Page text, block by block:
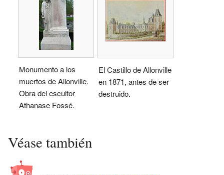
Monumento a los
muertos de Allonville.
Obra del escultor
Athanase Fossé.
El Castillo de Allonville
en 1871, antes de ser
destruido.
Véase también